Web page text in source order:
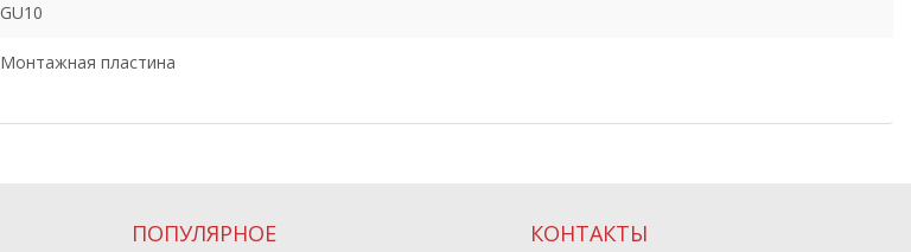
GU10
Монтажная пластина
ПОПУЛЯРНОЕ КОНТАКТЫ